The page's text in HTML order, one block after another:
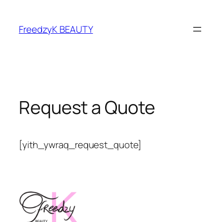
FreedzyK BEAUTY
Request a Quote
[yith_ywraq_request_quote]